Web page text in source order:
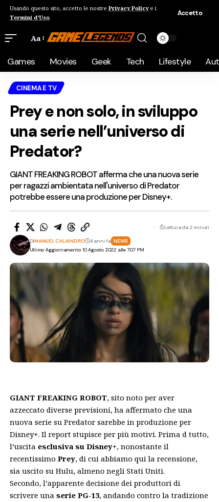
Usando questo sito, accetto le nostre Privacy Policye i
Termini d'Uso.
Accetto
Aa
Games Movies Geek Tech Lifestyle
CINEMA E TV
Prey e non solo, in sviluppo
una serie nell’universo di
Predator?
GIANT FREAKING ROBOT afferma che una nuova serie
per ragazzi ambientata nell'universo di Predator
potrebbe essere una produzione per Disney+.
Ultimo Aggiornamento: 10 Agosto 2022 alle 7:07 PM
DiMANUEL CALIANDRO 4 anni fa NEWS
Lettura da 2 minuti
GIANT FREAKING ROBOT, sito noto per aver
azzeccato diverse previsioni, ha affermato che una
nuova serie su Predator sarebbe in produzione per
Disney+. Il report stupisce per più motivi. Prima d tutto,
l’uscita esclusiva su Disney+, nonostante il
recentissimo Prey, di cui abbiamo qui la recensione,
sia uscito su Hulu, almeno negli Stati Uniti.
Secondo, l’apparente decisione dei produttori di
scrivere una serie PG-13, andando contro la tradizione